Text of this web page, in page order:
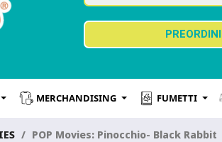
PREORDINI
MERCHANDISING FUMETTI
POP Movies: Pinocchio- Black Rabbit